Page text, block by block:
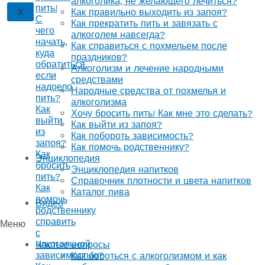
пить!
С
чего
начать,
куда
обратиться,
если
надоело
пить?
Как
выйти
из
запоя?
Как
бросить
пить?
Как
помочь
родственнику
справить
с
алкогольной
зависимостью?
X
Как правильно выходить из запоя?
Как прекратить пить и завязать с
алкоголем навсегда?
Как справиться с похмельем после
праздников?
Алкоголизм и лечение народными
средствами
Народные средства от похмелья и
алкоголизма
Хочу бросить пить! Как мне это сделать?
Как выйти из запоя?
Как побороть зависимость?
Как помочь родственнику?
Энциклопедия
Энциклопедия напитков
Справочник плотности и цвета напитков
Каталог пива
Видео
Меню
Частые вопросы
Как бороться с алкоголизмом и как